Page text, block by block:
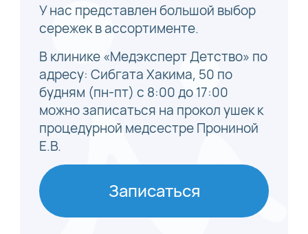
У нас представлен большой выбор
сережек в ассортименте.
В клинике «Медэксперт Детство» по
адресу: Сибгата Хакима, 50 по
будням (пн-пт) с 8:00 до 17:00
можно записаться на прокол ушек к
процедурной медсестре Прониной
Е.В.
Записаться